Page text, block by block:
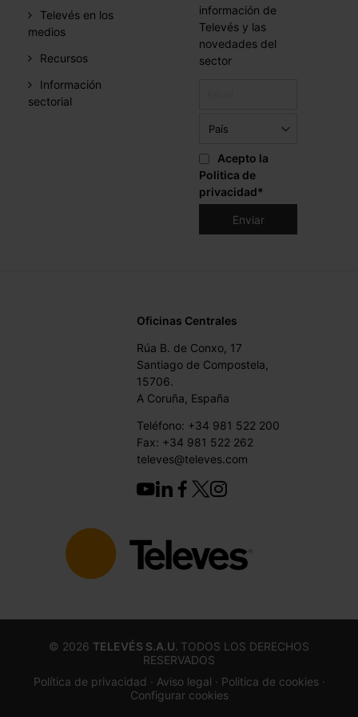
Televés en los
medios
Recursos
Información
sectorial
información de
Televés y las
novedades del
sector
Acepto la
Politica de
privacidad*
Oficinas Centrales
Rúa B. de Conxo, 17
Santiago de Compostela,
15706.
A Coruña, España
Teléfono: +34 981 522 200
Fax: +34 981 522 262
televes@televes.com
© 2026 TELEVÉS S.A.U. TODOS LOS DERECHOS
RESERVADOS
Política de privacidad · Aviso legal · Politica de cookies ·
Configurar cookies